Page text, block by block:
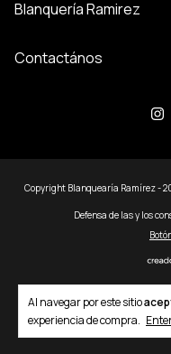
Al navegar por este sitio
experiencia de compra.
Blanquería Ramirez
Contactános
Copyright Blanquearía Ramírez -
Defensa de las y los